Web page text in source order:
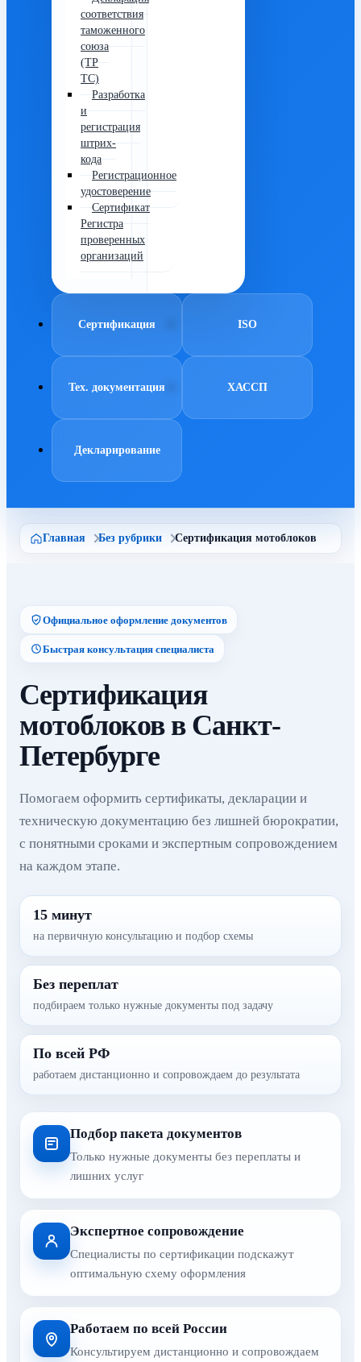
соответствия
таможенного
союза
(ТР
ТС)
Разработка
и
регистрация
штрих-
кода
Регистрационное
удостоверение
Сертификат
Регистра
проверенных
организаций
Сертификация ISO
Тех. документация ХАССП
Декларирование
Главная Без рубрики Сертификация мотоблоков
Официальное оформление документов
Быстрая консультация специалиста
Сертификация
мотоблоков в Санкт-
Петербурге
Помогаем оформить сертификаты, декларации и
техническую документацию без лишней бюрократии,
с понятными сроками и экспертным сопровождением
на каждом этапе.
15 минут
на первичную консультацию и подбор схемы
Без переплат
подбираем только нужные документы под задачу
По всей РФ
работаем дистанционно и сопровождаем до результата
Подбор пакета документов
Только нужные документы без переплаты и
лишних услуг
Экспертное сопровождение
Специалисты по сертификации подскажут
оптимальную схему оформления
Работаем по всей России
Консультируем дистанционно и сопровождаем